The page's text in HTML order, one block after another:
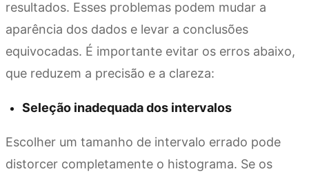
resultados. Esses problemas podem mudar a
aparência dos dados e levar a conclusões
equivocadas. É importante evitar os erros abaixo,
que reduzem a precisão e a clareza:
Seleção inadequada dos intervalos
Escolher um tamanho de intervalo errado pode
distorcer completamente o histograma. Se os